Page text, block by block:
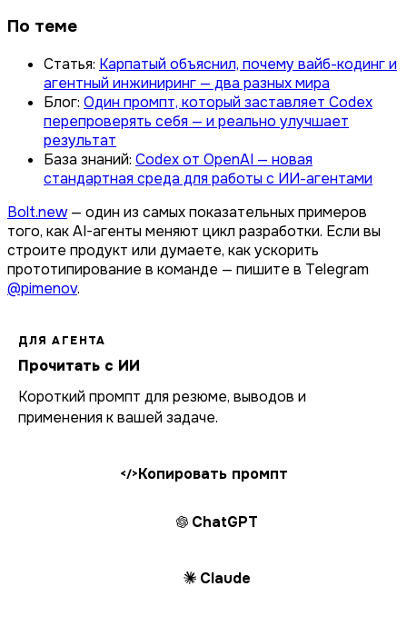
По теме
Статья: Карпатый объяснил, почему вайб-кодинг и
агентный инжиниринг — два разных мира
Блог: Один промпт, который заставляет Codex
перепроверять себя — и реально улучшает
результат
База знаний: Codex от OpenAI — новая
стандартная среда для работы с ИИ-агентами
Bolt.new— один из самых показательных примеров
того, как AI-агенты меняют цикл разработки. Если вы
строите продукт или думаете, как ускорить
прототипирование в команде — пишите в Telegram
@pimenov.
ДЛЯ АГЕНТА
Прочитать с ИИ
Короткий промпт для резюме, выводов и
применения к вашей задаче.
</>Копировать промпт
ChatGPT
Claude